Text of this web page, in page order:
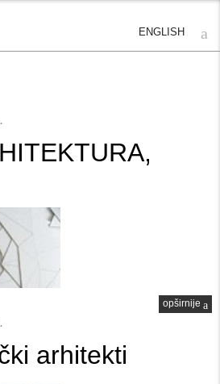
ENGLISH
opširnije
arhitekti